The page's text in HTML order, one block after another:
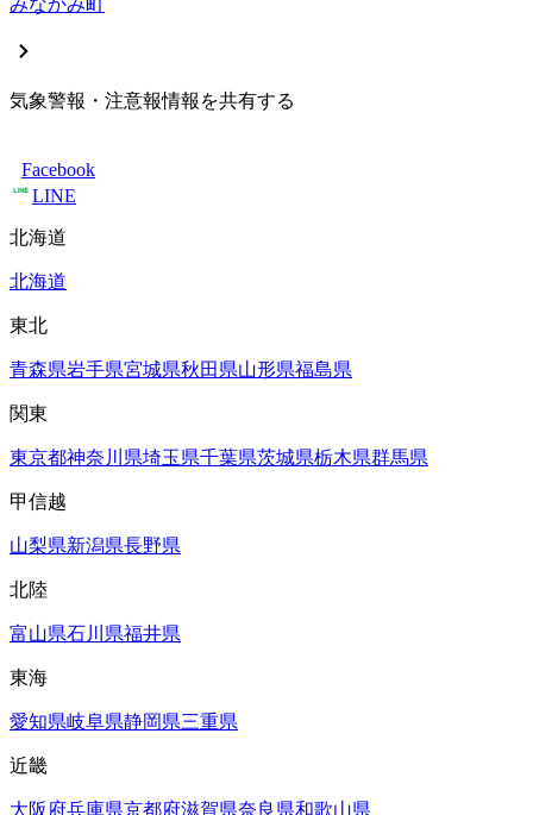
みなかみ町
気象警報・注意報情報を共有する
Facebook
LINE
北海道
北海道
東北
青森県岩手県宮城県秋田県山形県福島県
関東
東京都神奈川県埼玉県千葉県茨城県栃木県群馬県
甲信越
山梨県新潟県長野県
北陸
富山県石川県福井県
東海
愛知県岐阜県静岡県三重県
近畿
大阪府兵庫県京都府滋賀県奈良県和歌山県